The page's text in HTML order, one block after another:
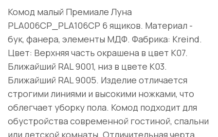
Комод малый Премиале Луна
PLA006CP_PLA106CP 6 ящиков. Материал -
бук, фанера, элементы МДФ. Фабрика: Kreind.
Цвет: Верхняя часть окрашена в цвет K07.
Ближайший RAL 9001, низ в цвете K03.
Ближайший RAL 9005. Изделие отличается
строгими линиями и высокими ножками, что
облегчает уборку пола. Комод подходит для
обустройства современной гостиной, спальни